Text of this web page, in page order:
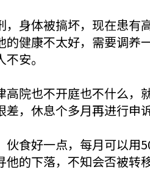
身体被搞坏，现在患有
健康不太好，需要调
安。
院也不开庭也不什么，
，休息个多月再进行申诉
食好一点，每月可以用
的下落，不知会否被转